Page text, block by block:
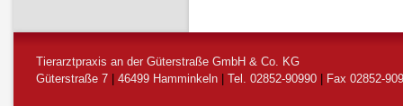
Tierarztpraxis an der Güterstraße GmbH & Co. KG
Güterstraße 7
46499 Hamminkeln Tel. 02852-90990 Fax 02852-